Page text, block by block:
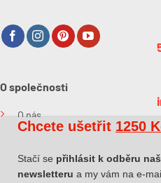
O společnosti
O nás
Chcete ušetřit 1250
Stačí se přihlásit k odběru
newsletteru a my vám na e-